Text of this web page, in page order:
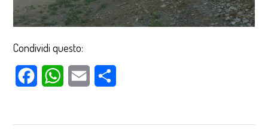
Condividi questo:
FacebookWhatsAppEmail